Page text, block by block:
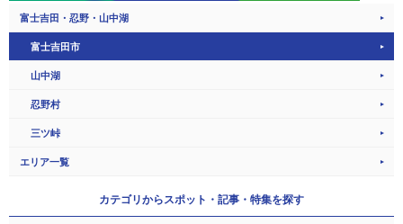
富士吉田・忍野・山中湖
富士吉田市
山中湖
忍野村
三ツ峠
エリア一覧
カテゴリからスポット・記事・特集を探す